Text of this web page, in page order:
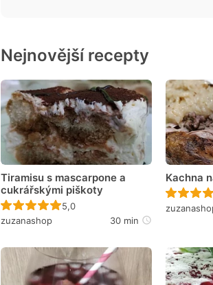
Nejnovější recepty
Tiramisu s mascarpone a
cukrářskými piškoty
Recept ještě nebyl hodnocen
5,0
zuzanashop
30 min
Kachna